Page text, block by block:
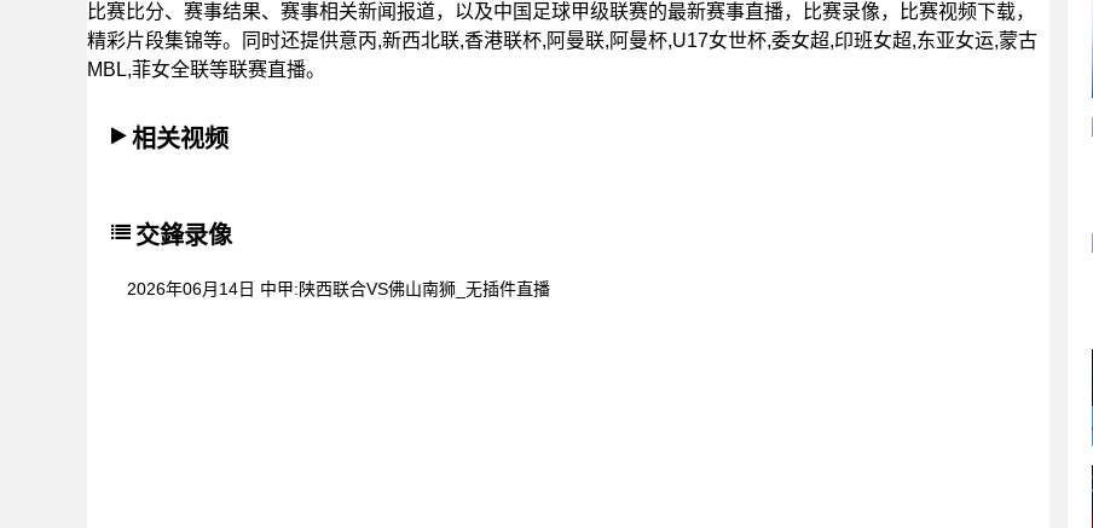
比赛比分、赛事结果、赛事相关新闻报道，以及中国足球甲级联赛的最新赛事直播，比赛录像，比赛视频下载，
精彩片段集锦等。同时还提供意丙,新西北联,香港联杯,阿曼联,阿曼杯,U17女世杯,委女超,印班女超,东亚女运,蒙古
MBL,菲女全联等联赛直播。
相关视频
交鋒录像
2026年06月14日 中甲:陕西联合VS佛山南狮_无插件直播